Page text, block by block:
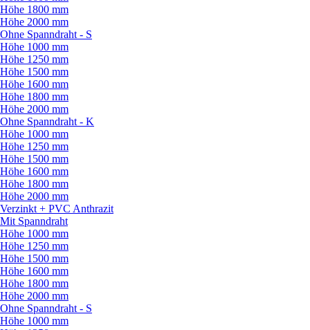
Höhe 1800 mm
Höhe 2000 mm
Ohne Spanndraht - S
Höhe 1000 mm
Höhe 1250 mm
Höhe 1500 mm
Höhe 1600 mm
Höhe 1800 mm
Höhe 2000 mm
Ohne Spanndraht - K
Höhe 1000 mm
Höhe 1250 mm
Höhe 1500 mm
Höhe 1600 mm
Höhe 1800 mm
Höhe 2000 mm
Verzinkt + PVC Anthrazit
Mit Spanndraht
Höhe 1000 mm
Höhe 1250 mm
Höhe 1500 mm
Höhe 1600 mm
Höhe 1800 mm
Höhe 2000 mm
Ohne Spanndraht - S
Höhe 1000 mm